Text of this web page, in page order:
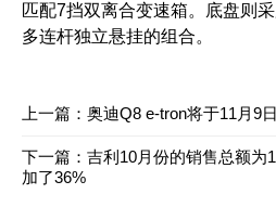
匹配7挡双离合变速箱。底盘则
多连杆独立悬挂的组合。
上一篇： 奥迪Q8 e-tron将于11月9
下一篇： 吉利10月份的销售总额为
加了36%